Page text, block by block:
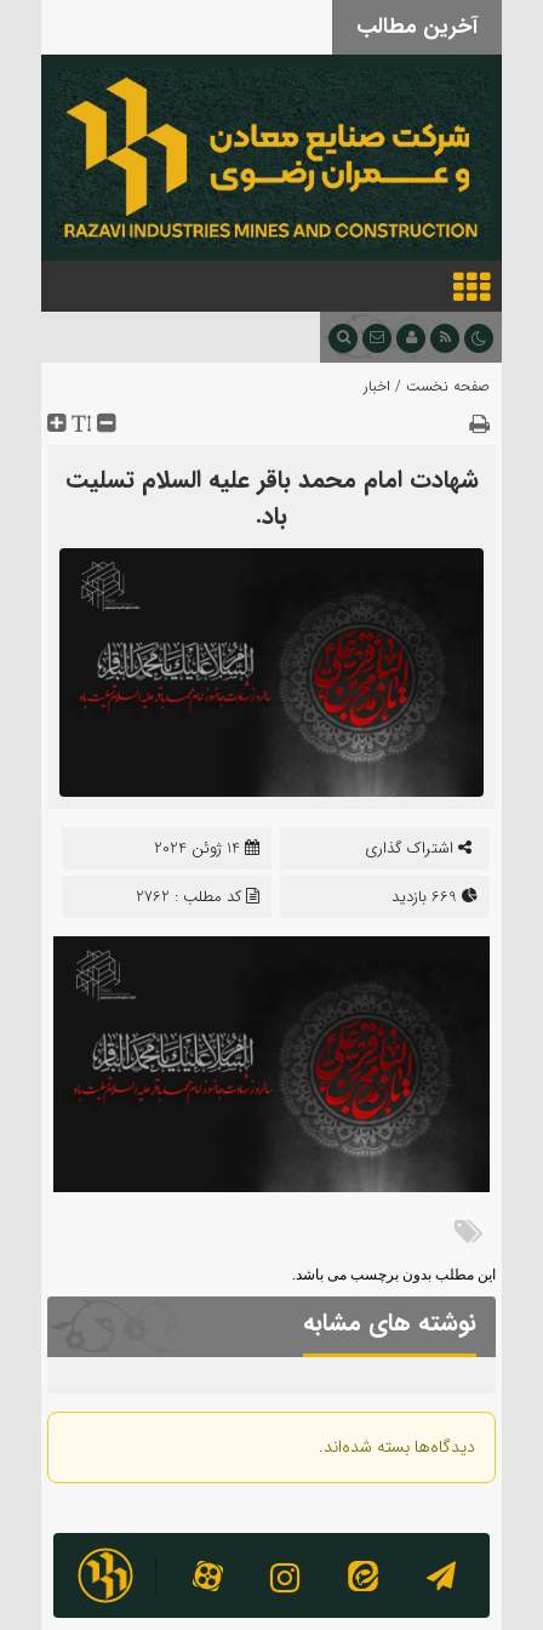
آخرین مطالب
بدرقه آقای شهید
صفحه نخست / اخبار
شهادت امام محمد باقر علیه السلام تسلیت
باد.
اشتراک گذاری
14 ژوئن 2024
کد مطلب : 2762
این مطلب بدون برچسب می باشد.
نوشته های مشابه
دیدگاه‌ها بسته شده‌اند.